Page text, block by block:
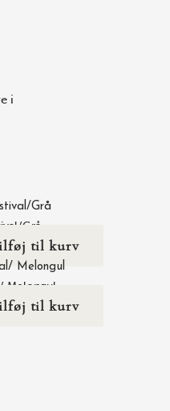
i
Grå
til kurv
Melongul
til kurv